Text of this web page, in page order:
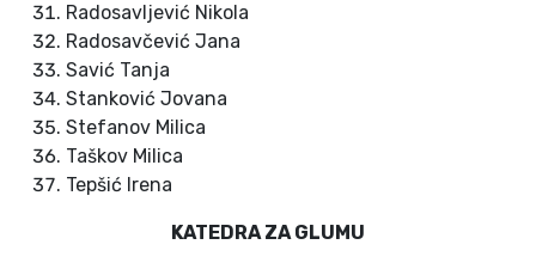
Radosavljević Nikola
Radosavčević Jana
Savić Tanja
Stanković Jovana
Stefanov Milica
Taškov Milica
Tepšić Irena
KATEDRA ZA GLUMU